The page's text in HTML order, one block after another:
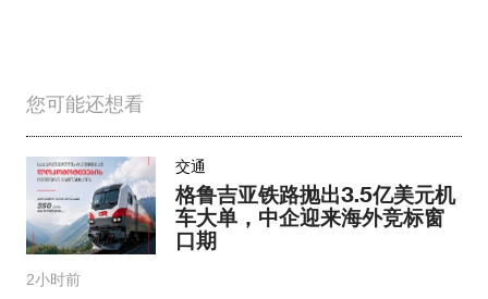
您可能还想看
交通
格鲁吉亚铁路抛出3.5亿美元机
车大单，中企迎来海外竞标窗
口期
2小时前